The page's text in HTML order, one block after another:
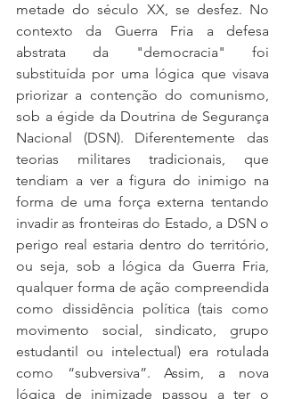
metade do século XX, se desfez. No
contexto da Guerra Fria a defesa
abstrata da "democracia" foi
substituída por uma lógica que visava
priorizar a contenção do comunismo,
sob a égide da Doutrina de Segurança
Nacional (DSN). Diferentemente das
teorias militares tradicionais, que
tendiam a ver a figura do inimigo na
forma de uma força externa tentando
invadir as fronteiras do Estado, a DSN o
perigo real estaria dentro do território,
ou seja, sob a lógica da Guerra Fria,
qualquer forma de ação compreendida
como dissidência política (tais como
movimento social, sindicato, grupo
estudantil ou intelectual) era rotulada
como “subversiva”. Assim, a nova
lógica de inimizade passou a ter o